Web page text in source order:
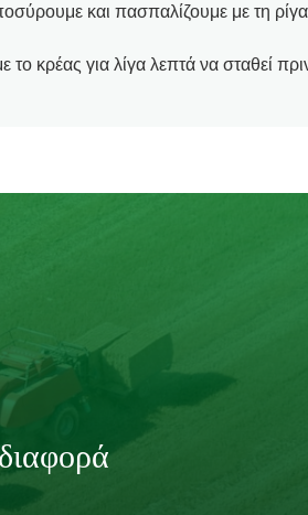
και πασπαλίζουμε με τη
το κρέας για λίγα λεπτά να σταθεί